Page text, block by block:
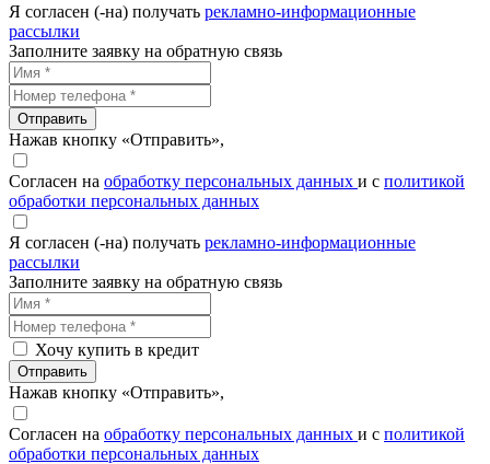
Я согласен (-на) получать рекламно-информационные
рассылки
Заполните заявку на обратную связь
Отправить
Нажав кнопку «Отправить»,
Согласен на обработку персональных данных и с политикой
обработки персональных данных
Я согласен (-на) получать рекламно-информационные
рассылки
Заполните заявку на обратную связь
Хочу купить в кредит
Отправить
Нажав кнопку «Отправить»,
Согласен на обработку персональных данных и с политикой
обработки персональных данных